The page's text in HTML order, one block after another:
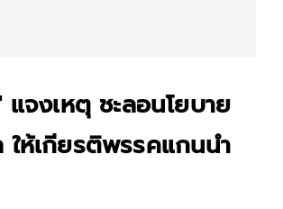
แจงเหตุ ชะลอนโยบาย
ให้เกียรติพรรคแกนนำ